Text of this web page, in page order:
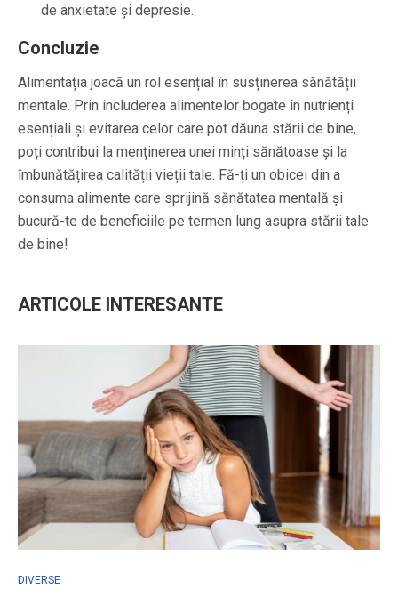
de anxietate și depresie.
Concluzie
Alimentația joacă un rol esențial în susținerea sănătății
mentale. Prin includerea alimentelor bogate în nutrienți
esențiali și evitarea celor care pot dăuna stării de bine,
poți contribui la menținerea unei minți sănătoase și la
îmbunătățirea calității vieții tale. Fă-ți un obicei din a
consuma alimente care sprijină sănătatea mentală și
bucură-te de beneficiile pe termen lung asupra stării tale
de bine!
ARTICOLE INTERESANTE
DIVERSE